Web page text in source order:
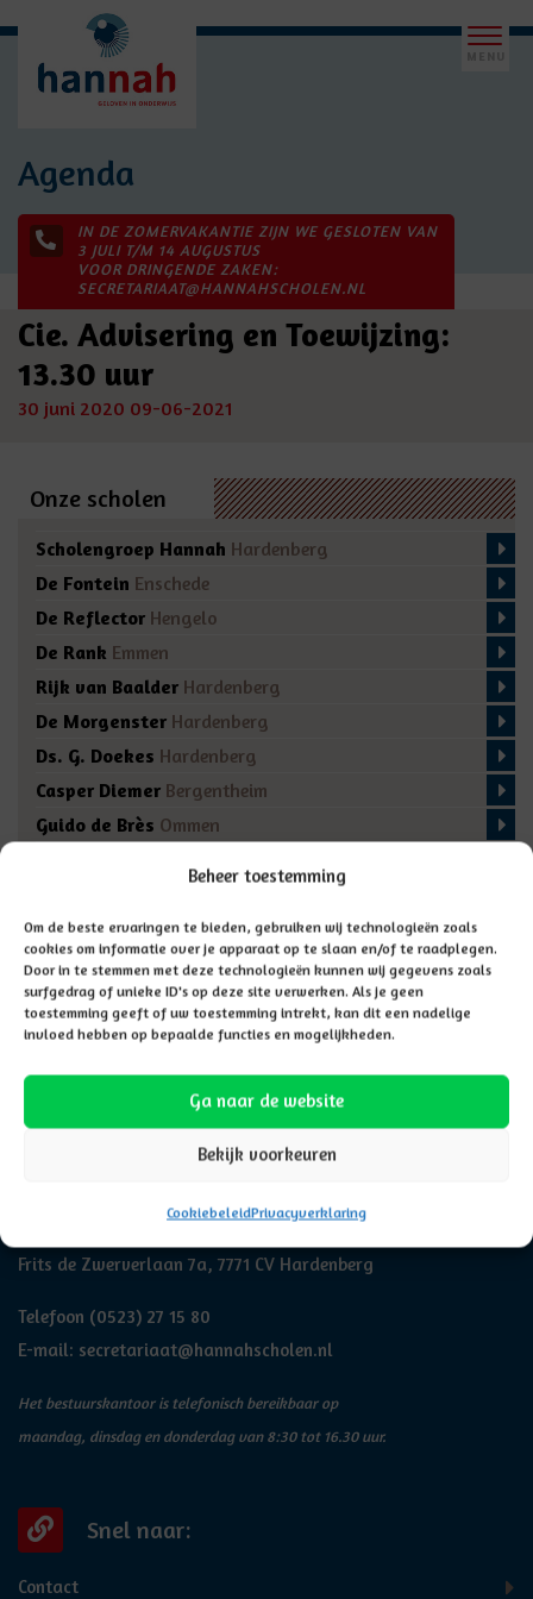
Beheer toestemming
Om de beste ervaringen te bieden, gebruiken wij technologieën zoals
cookies om informatie over je apparaat op te slaan en/of te raadplegen.
Door in te stemmen met deze technologieën kunnen wij gegevens zoals
surfgedrag of unieke ID's op deze site verwerken. Als je geen
toestemming geeft of uw toestemming intrekt, kan dit een nadelige
invloed hebben op bepaalde functies en mogelijkheden.
Ga naar de website
Bekijk voorkeuren
CookiebeleidPrivacyverklaring
Agenda
IN DE ZOMERVAKANTIE ZIJN WE GESLOTEN VAN
3 JULI T/M 14 AUGUSTUS
VOOR DRINGENDE ZAKEN:
SECRETARIAAT@HANNAHSCHOLEN.NL
Cie. Advisering en Toewijzing:
13.30 uur
30 juni 2020 09-06-2021
Onze scholen
Scholengroep Hannah Hardenberg
De Fontein Enschede
De Reflector Hengelo
De Rank Emmen
Rijk van Baalder Hardenberg
De Morgenster Hardenberg
Ds. G. Doekes Hardenberg
Casper Diemer Bergentheim
Guido de Brès Ommen
Domino Den Ham
De BronEnschede
Adresgegevens
Frits de Zwerverlaan 7a, 7771 CV Hardenberg
Telefoon (0523) 27 15 80
E-mail: secretariaat@hannahscholen.nl
Het bestuurskantoor is telefonisch bereikbaar op
maandag, dinsdag en donderdag van 8:30 tot 16.30 uur.
Snel naar:
Contact